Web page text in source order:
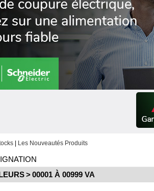
Les Nouveautés Produits
>00001 À 00999 VA